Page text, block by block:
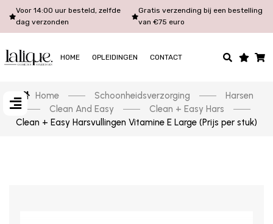
Voor 14:00 uur besteld, zelfde
dag verzonden
Gratis verzending bij een bestelling
van €75 euro
HOME OPLEIDINGEN CONTACT
Home Schoonheidsverzorging
Harsen
Clean And Easy
Clean + Easy Hars
Clean + Easy Harsvullingen Vitamine E Large (Prijs per stuk)